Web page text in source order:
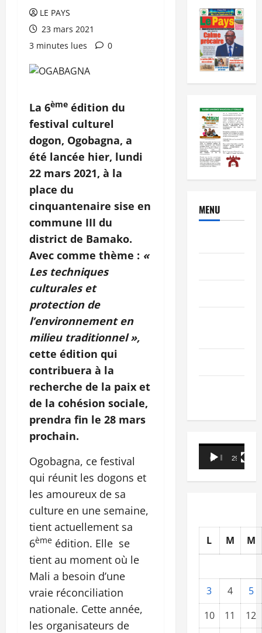
LE PAYS
23 mars 2021
3 minutes lues
0
La 6ème édition du
festival culturel
dogon, Ogobagna, a
été lancée hier, lundi
22 mars 2021, à la
place du
cinquantenaire sise en
commune III du
district de Bamako.
Avec comme thème : «
Les techniques
culturales et
protection de
l’environnement en
milieu traditionnel »,
cette édition qui
contribuera à la
recherche de la paix et
de la cohésion sociale,
prendra fin le 28 mars
prochain.
Ogobagna, ce festival
qui réunit les dogons et
les amoureux de sa
culture en une semaine,
tient actuellement sa
6ème édition. Elle se
tient au moment où le
Mali a besoin d’une
vraie réconciliation
nationale. Cette année,
les organisateurs de
MENU
Lecteur
vidéo
00:00 29:21
L M M
3 4
5
10
11
12